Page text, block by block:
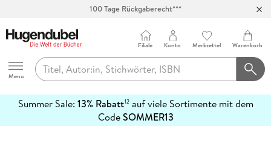
100 Tage Rückgaberecht***
Hugendubel
Menu
Filiale Konto Merkzettel Warenkorb
Summer Sale: 13% Rabatt12auf viele Sortimente mit dem
CodeSOMMER13
erfahren